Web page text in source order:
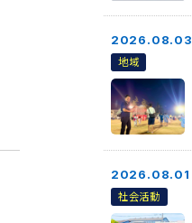
2026.08.03
地域
2026.08.01
社会活動